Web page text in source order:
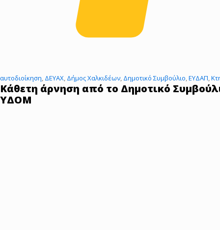
αυτοδιοίκηση, ΔΕΥΑΧ, Δήμος Χαλκιδέων, Δημοτικό Συμβούλιο,ΕΥΔΑΠ,
Κάθετη άρνηση από το Δημοτικό
ΥΔΟΜ